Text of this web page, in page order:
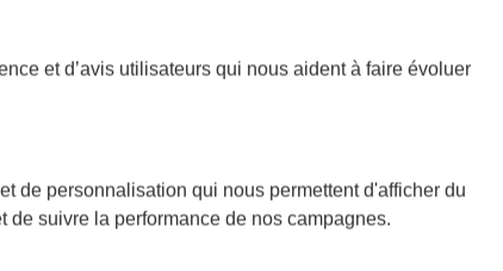
et d’avis utilisateurs qui nous aident à faire évoluer
de personnalisation qui nous permettent d'afficher du
suivre la performance de nos campagnes.